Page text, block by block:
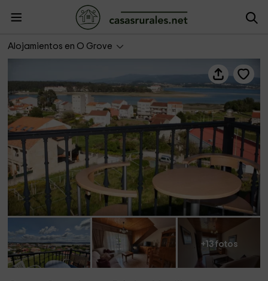
Alojamientos en O Grove
Casas Completas- Dúplex Mexilloeira
+13 fotos